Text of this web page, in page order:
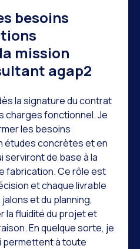
besoins
mission
agap2
la signature du contrat
charges fonctionnel. Je
les besoins
études concrètes et en
serviront de base à la
fabrication. Ce rôle est
et chaque livrable
et du planning,
la fluidité du projet et
En quelque sorte, je
permettent à toute